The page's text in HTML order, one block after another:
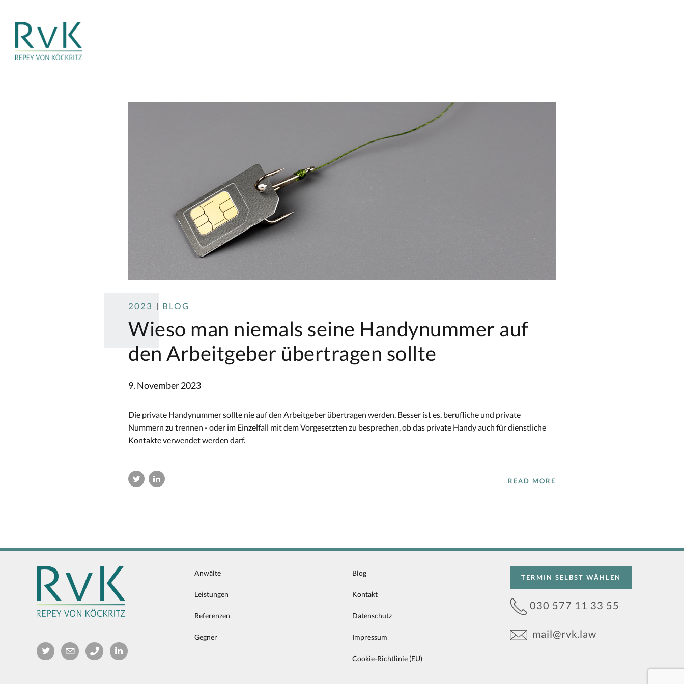
2023 BLOG
Wieso man niemals seine Handynummer auf
den Arbeitgeber übertragen sollte
9. November 2023
Die private Handynummer sollte nie auf den Arbeitgeber übertragen werden. Besser ist es, berufliche und private
Nummern zu trennen - oder im Einzelfall mit dem Vorgesetzten zu besprechen, ob das private Handy auch für dienstliche
Kontakte verwendet werden darf.
READ MORE
Anwälte
Leistungen
Referenzen
Gegner
Blog
Kontakt
Datenschutz
Impressum
Cookie-Richtlinie (EU)
TERMIN SELBST WÄHLEN
030 577 11 33 55
mail@rvk.law